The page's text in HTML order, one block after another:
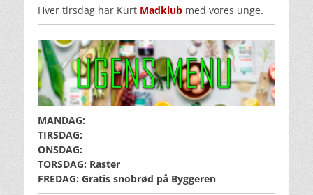
Hver tirsdag har Kurt Madklub med vores unge.
MANDAG:
TIRSDAG:
ONSDAG:
TORSDAG: Raster
FREDAG: Gratis snobrød på Byggeren